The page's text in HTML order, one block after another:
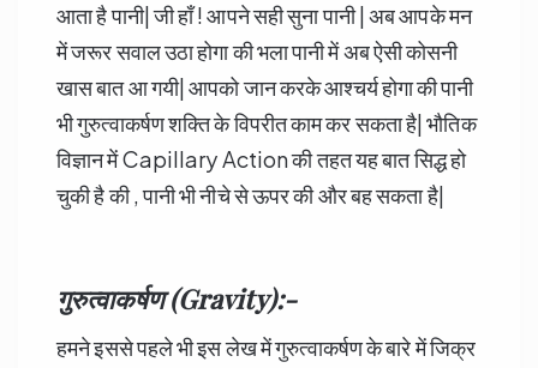
आता है पानी| जी हाँ ! आपने सही सुना पानी | अब आपके मन
में जरूर सवाल उठा होगा की भला पानी में अब ऐसी कोसनी
खास बात आ गयी| आपको जान करके आश्चर्य होगा की पानी
भी गुरुत्वाकर्षण शक्ति के विपरीत काम कर सकता है| भौतिक
विज्ञान में Capillary Action की तहत यह बात सिद्ध हो
चुकी है की , पानी भी नीचे से ऊपर की और बह सकता है|
गुरुत्वाकर्षण (Gravity):-
हमने इससे पहले भी इस लेख में गुरुत्वाकर्षण के बारे में जिक्र